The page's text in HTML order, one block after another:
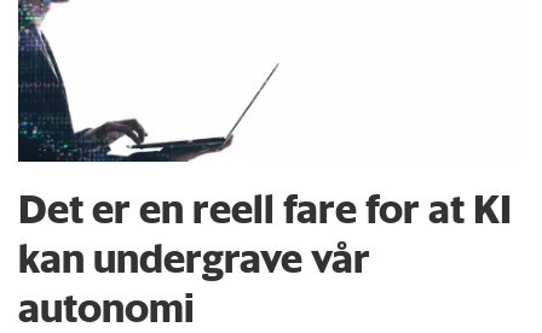
Det er en reell fare for at KI
kan undergrave vår
autonomi